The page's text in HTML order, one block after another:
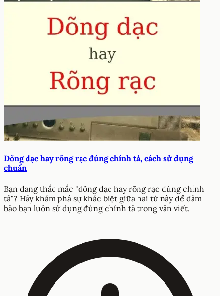
Dõng dạc hay rõng rạc đúng chính tả, cách sử dụng
chuẩn
Bạn đang thắc mắc "dõng dạc hay rõng rạc đúng chính
tả"? Hãy khám phá sự khác biệt giữa hai từ này để đảm
bảo bạn luôn sử dụng đúng chính tả trong văn viết.